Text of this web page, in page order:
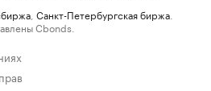
Санкт-Петербургская биржа
Cbonds.